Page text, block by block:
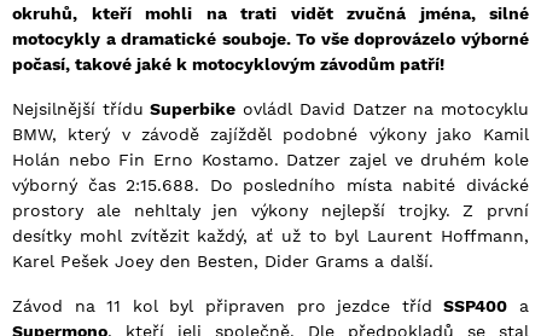
okruhů, kteří mohli na trati vidět zvučná jména, silné
motocykly a dramatické souboje. To vše doprovázelo výborné
počasí, takové jaké k motocyklovým závodům patří!
Nejsilnější tříduSuperbike ovládl David Datzer na motocyklu
BMW, který v závodě zajížděl podobné výkony jako Kamil
Holán nebo Fin Erno Kostamo. Datzer zajel ve druhém kole
výborný čas 2:15.688. Do posledního místa nabité divácké
prostory ale nehltaly jen výkony nejlepší trojky. Z první
desítky mohl zvítězit každý, ať už to byl Laurent Hoffmann,
Karel Pešek Joey den Besten, Dider Grams a další.
Závod na 11 kol byl připraven pro jezdce třídSSP400 a
Supermono, kteří jeli společně. Dle předpokladů se stal